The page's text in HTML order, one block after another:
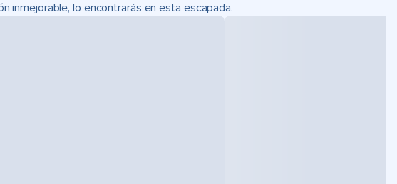
inmejorable, lo encontrarás en esta escapada.